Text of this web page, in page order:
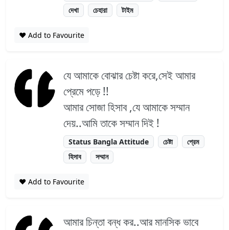
দেখা
চেহারা টাইম
❤️ Add to Favourite
যে আমাকে বোঝার চেষ্টা করে,সেই আমার
প্রেমে পড়ে !!
আমার সোজা হিসাব ,যে আমাকে সম্মান
দেয়..আমি তাকে সম্মান দিই !
Status Bangla Attitude চেষ্টা
প্রেম
হিসাব
সম্মান
❤️ Add to Favourite
আমার চিন্তা বন্ধ কর..আর মানসিক ভাবে